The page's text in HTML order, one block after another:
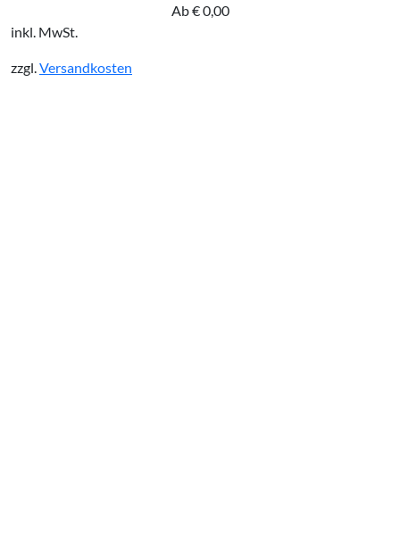
Ab€0,00
inkl. MwSt.
zzgl. Versandkosten